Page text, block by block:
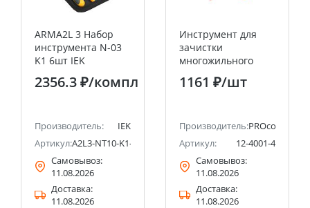
ARMA2L 3 Набор
инструмента N-03
K1 6шт IEK
2356.3 ₽/компл
Производитель:
IEK
Артикул:A2L3-NT10-K1-N03-06
Самовывоз:
11.08.2026
Доставка:
11.08.2026
Инструмент для
зачистки
многожильного
кабеля PROconnect
HT-150B
1161 ₽/шт
Производитель:PROconnect
Артикул:
12-4001-4
Самовывоз:
11.08.2026
Доставка:
11.08.2026